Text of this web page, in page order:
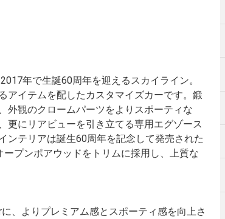
年で生誕60周年を迎えるスカイライン。
アイテムを配したカスタマイズカーです。鍛
外観のクロームパーツをよりスポーティな
更にリアビューを引き立てる専用エグゾース
ンテリアは誕生60周年を記念して発売された
プンポアウッドをトリムに採用し、上質な
、よりプレミアム感とスポーティ感を向上さ